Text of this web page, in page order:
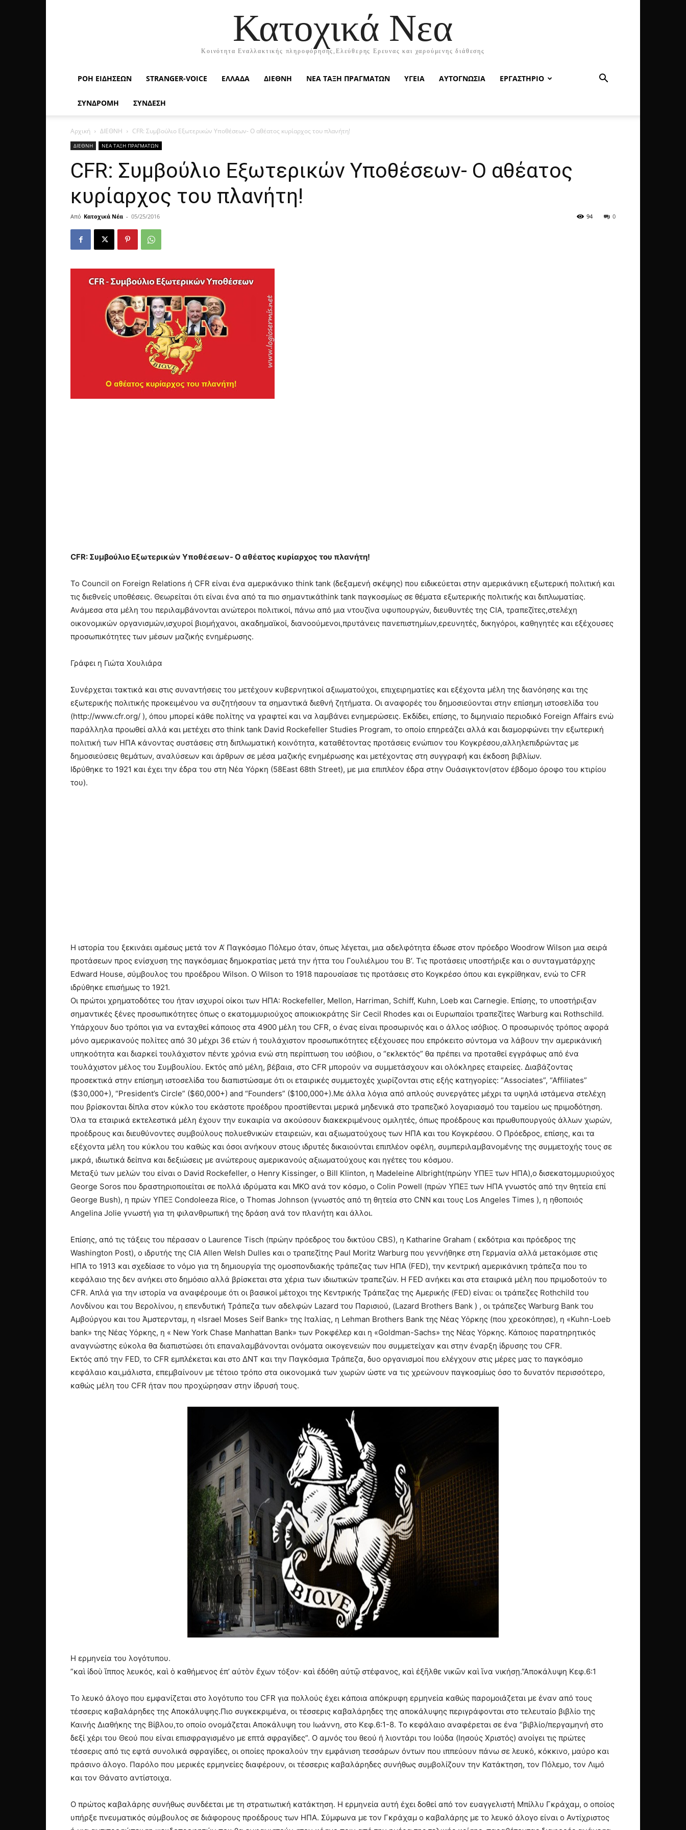
Κατοχικά Νεα
Κοινότητα Εναλλακτικής πληροφόρησης,Ελεύθερης Ερευνας και χαρούμενης διάθεσης
ΡΟΉ ΕΙΔΉΣΕΩΝ STRANGER-VOICE ΕΛΛΑΔΑ ΔΙΕΘΝΗ ΝΕΑ ΤΑΞΗ ΠΡΑΓΜΑΤΩΝ ΥΓΕΙΑ ΑΥΤΟΓΝΩΣΙΑ ΕΡΓΑΣΤΗΡΙΟ
ΣΥΝΔΡΟΜΗ ΣΥΝΔΕΣΗ
Αρχική ΔΙΕΘΝΗ CFR: Συμβούλιο Εξωτερικών Υποθέσεων- Ο αθέατος κυρίαρχος του πλανήτη!
ΔΙΕΘΝΗ ΝΕΑ ΤΑΞΗ ΠΡΑΓΜΑΤΩΝ
CFR: Συμβούλιο Εξωτερικών Υποθέσεων- Ο αθέατος
κυρίαρχος του πλανήτη!
Από Κατοχικά Νέα - 05/25/2016 0
94
CFR: Συμβούλιο Εξωτερικών Υποθέσεων- Ο αθέατος κυρίαρχος του πλανήτη!
Το Council on Foreign Relations ή CFR είναι ένα αμερικάνικο think tank (δεξαμενή σκέψης) που ειδικεύεται στην αμερικάνικη εξωτερική πολιτική και
τις διεθνείς υποθέσεις. Θεωρείται ότι είναι ένα από τα πιο σημαντικάthink tank παγκοσμίως σε θέματα εξωτερικής πολιτικής και διπλωματίας.
Ανάμεσα στα μέλη του περιλαμβάνονται ανώτεροι πολιτικοί, πάνω από μια ντουζίνα υφυπουργών, διευθυντές της CIA, τραπεζίτες,στελέχη
οικονομικών οργανισμών,ισχυροί βιομήχανοι, ακαδημαϊκοί, διανοούμενοι,πρυτάνεις πανεπιστημίων,ερευνητές, δικηγόροι, καθηγητές και εξέχουσες
προσωπικότητες των μέσων μαζικής ενημέρωσης.
Γράφει η Γιώτα Χουλιάρα
Συνέρχεται τακτικά και στις συναντήσεις του μετέχουν κυβερνητικοί αξιωματούχοι, επιχειρηματίες και εξέχοντα μέλη της διανόησης και της
εξωτερικής πολιτικής προκειμένου να συζητήσουν τα σημαντικά διεθνή ζητήματα. Οι αναφορές του δημοσιεύονται στην επίσημη ιστοσελίδα του
(http://www.cfr.org/ ), όπου μπορεί κάθε πολίτης να γραφτεί και να λαμβάνει ενημερώσεις. Εκδίδει, επίσης, το διμηνιαίο περιοδικό Foreign Affairs ενώ
παράλληλα προωθεί αλλά και μετέχει στο think tank David Rockefeller Studies Program, το οποίο επηρεάζει αλλά και διαμορφώνει την εξωτερική
πολιτική των ΗΠΑ κάνοντας συστάσεις στη διπλωματική κοινότητα, καταθέτοντας προτάσεις ενώπιον του Κογκρέσου,αλληλεπιδρώντας με
δημοσιεύσεις θεμάτων, αναλύσεων και άρθρων σε μέσα μαζικής ενημέρωσης και μετέχοντας στη συγγραφή και έκδοση βιβλίων.
Ιδρύθηκε το 1921 και έχει την έδρα του στη Νέα Υόρκη (58East 68th Street), με μια επιπλέον έδρα στην Ουάσιγκτον(στον έβδομο όροφο του κτιρίου
του).
Η ιστορία του ξεκινάει αμέσως μετά τον Α’ Παγκόσμιο Πόλεμο όταν, όπως λέγεται, μια αδελφότητα έδωσε στον πρόεδρο Woodrow Wilson μια σειρά
προτάσεων προς ενίσχυση της παγκόσμιας δημοκρατίας μετά την ήττα του Γουλιέλμου του Β’. Τις προτάσεις υποστήριξε και ο συνταγματάρχης
Edward House, σύμβουλος του προέδρου Wilson. Ο Wilson τo 1918 παρουσίασε τις προτάσεις στο Κογκρέσο όπου και εγκρίθηκαν, ενώ το CFR
ιδρύθηκε επισήμως το 1921.
Οι πρώτοι χρηματοδότες του ήταν ισχυροί οίκοι των ΗΠΑ: Rockefeller, Mellon, Harriman, Schiff, Kuhn, Loeb και Carnegie. Eπίσης, το υποστήριξαν
σημαντικές ξένες προσωπικότητες όπως ο εκατομμυριούχος αποικιοκράτης Sir Cecil Rhodes και οι Ευρωπαίοι τραπεζίτες Warburg και Rothschild.
Υπάρχουν δυο τρόποι για να ενταχθεί κάποιος στα 4900 μέλη του CFR, ο ένας είναι προσωρινός και ο άλλος ισόβιος. Ο προσωρινός τρόπος αφορά
μόνο αμερικανούς πολίτες από 30 μέχρι 36 ετών ή τουλάχιστον προσωπικότητες εξέχουσες που επρόκειτο σύντομα να λάβουν την αμερικάνική
υπηκοότητα και διαρκεί τουλάχιστον πέντε χρόνια ενώ στη περίπτωση του ισόβιου, ο “εκλεκτός” θα πρέπει να προταθεί εγγράφως από ένα
τουλάχιστον μέλος του Συμβουλίου. Εκτός από μέλη, βέβαια, στο CFR μπορούν να συμμετάσχουν και ολόκληρες εταιρείες. Διαβάζοντας
προσεκτικά στην επίσημη ιστοσελίδα του διαπιστώσαμε ότι οι εταιρικές συμμετοχές χωρίζονται στις εξής κατηγορίες: “Associates”, “Affiliates”
($30,000+), “President’s Circle” ($60,000+) and “Founders” ($100,000+).Με άλλα λόγια από απλούς συνεργάτες μέχρι τα υψηλά ιστάμενα στελέχη
που βρίσκονται δίπλα στον κύκλο του εκάστοτε προέδρου προστίθενται μερικά μηδενικά στο τραπεζικό λογαριασμό του ταμείου ως πριμοδότηση.
Όλα τα εταιρικά εκτελεστικά μέλη έχουν την ευκαιρία να ακούσουν διακεκριμένους ομιλητές, όπως προέδρους και πρωθυπουργούς άλλων χωρών,
προέδρους και διευθύνοντες συμβούλους πολυεθνικών εταιρειών, και αξιωματούχους των ΗΠΑ και του Κογκρέσου. Ο Πρόεδρος, επίσης, και τα
εξέχοντα μέλη του κύκλου του καθώς και όσοι ανήκουν στους ιδρυτές δικαιούνται επιπλέον οφέλη, συμπεριλαμβανομένης της συμμετοχής τους σε
μικρά, ιδιωτικά δείπνα και δεξιώσεις με ανώτερους αμερικανούς αξιωματούχους και ηγέτες του κόσμου.
Μεταξύ των μελών του είναι ο David Rockefeller, ο Henry Kissinger, ο Bill Klinton, η Madeleine Albright(πρώην ΥΠΕΞ των ΗΠΑ),ο δισεκατομμυριούχος
George Soros που δραστηριοποιείται σε πολλά ιδρύματα και ΜΚΟ ανά τον κόσμο, ο Colin Powell (πρών ΥΠΕΞ των ΗΠΑ γνωστός από την θητεία επί
George Bush), η πρών ΥΠΕΞ Condoleeza Rice, o Thomas Johnson (γνωστός από τη θητεία στο CNN και τους Los Angeles Times ), η ηθοποιός
Angelina Jolie γνωστή για τη φιλανθρωπική της δράση ανά τον πλανήτη και άλλοι.
Επίσης, από τις τάξεις του πέρασαν ο Laurence Tisch (πρώην πρόεδρος του δικτύου CBS), η Katharine Graham ( εκδότρια και πρόεδρος της
Washington Post), o ιδρυτής της CIA Allen Welsh Dulles και ο τραπεζίτης Paul Moritz Warburg που γεννήθηκε στη Γερμανία αλλά μετακόμισε στις
ΗΠΑ το 1913 και σχεδίασε το νόμο για τη δημιουργία της ομοσπονδιακής τράπεζας των ΗΠΑ (FED), την κεντρική αμερικάνικη τράπεζα που το
κεφάλαιο της δεν ανήκει στο δημόσιο αλλά βρίσκεται στα χέρια των ιδιωτικών τραπεζών. Η FED ανήκει και στα εταιρικά μέλη που πριμοδοτούν το
CFR. Απλά για την ιστορία να αναφέρουμε ότι οι βασικοί μέτοχοι της Κεντρικής Τράπεζας της Αμερικής (FED) είναι: οι τράπεζες Rothchild του
Λονδίνου και του Βερολίνου, η επενδυτική Τράπεζα των αδελφών Lazard του Παρισιού, (Lazard Brothers Bank ) , οι τράπεζες Warburg Bank του
Αμβούργου και του Άμστερνταμ, η «Israel Moses Seif Bank» της Ιταλίας, η Lehman Brothers Bank της Νέας Υόρκης (που χρεοκόπησε), η «Kuhn-Loeb
bank» της Νέας Υόρκης, η « New York Chase Manhattan Bank» των Ροκφέλερ και η «Goldman-Sachs» της Νέας Υόρκης. Κάποιος παρατηρητικός
αναγνώστης εύκολα θα διαπιστώσει ότι επαναλαμβάνονται ονόματα οικογενειών που συμμετείχαν και στην έναρξη ίδρυσης του CFR.
Εκτός από την FED, το CFR εμπλέκεται και στο ΔΝΤ και την Παγκόσμια Τράπεζα, δυο οργανισμοί που ελέγχουν στις μέρες μας το παγκόσμιο
κεφάλαιο και,μάλιστα, επεμβαίνουν με τέτοιο τρόπο στα οικονομικά των χωρών ώστε να τις χρεώνουν παγκοσμίως όσο το δυνατόν περισσότερο,
καθώς μέλη του CFR ήταν που προχώρησαν στην ίδρυσή τους.
H ερμηνεία του λογότυπου.
”καὶ ἰδοὺ ἵππος λευκός, καὶ ὁ καθήμενος ἐπ’ αὐτὸν ἔχων τόξον· καὶ ἐδόθη αὐτῷ στέφανος, καὶ ἐξῆλθε νικῶν καὶ ἵνα νικήσῃ.”Αποκάλυψη Κεφ.6:1
Το λευκό άλογο που εμφανίζεται στο λογότυπο του CFR για πολλούς έχει κάποια απόκρυφη ερμηνεία καθώς παρομοιάζεται με έναν από τους
τέσσερις καβαλάρηδες της Αποκάλυψης.Πιο συγκεκριμένα, οι τέσσερις καβαλάρηδες της αποκάλυψης περιγράφονται στο τελευταίο βιβλίο της
Καινής Διαθήκης της Βίβλου,το οποίο ονομάζεται Αποκάλυψη του Ιωάννη, στο Κεφ.6:1-8. Το κεφάλαιο αναφέρεται σε ένα “βιβλίο/περγαμηνή στο
δεξί χέρι του Θεού που είναι επισφραγισμένο με επτά σφραγίδες”. Ο αμνός του θεού ή λιοντάρι του Ιούδα (Ιησούς Χριστός) ανοίγει τις πρώτες
τέσσερις από τις εφτά συνολικά σφραγίδες, οι οποίες προκαλούν την εμφάνιση τεσσάρων όντων που ιππεύουν πάνω σε λευκό, κόκκινο, μαύρο και
πράσινο άλογο. Παρόλο που μερικές ερμηνείες διαφέρουν, οι τέσσερις καβαλάρηδες συνήθως συμβολίζουν την Κατάκτηση, τον Πόλεμο, τον Λιμό
και τον Θάνατο αντίστοιχα.
Ο πρώτος καβαλάρης συνήθως συνδέεται με τη στρατιωτική κατάκτηση. Η ερμηνεία αυτή έχει δοθεί από τον ευαγγελιστή Μπίλλυ Γκράχαμ, ο οποίος
υπήρξε πνευματικός σύμβουλος σε διάφορους προέδρους των ΗΠΑ. Σύμφωνα με τον Γκράχαμ ο καβαλάρης με το λευκό άλογο είναι ο Αντίχριστος